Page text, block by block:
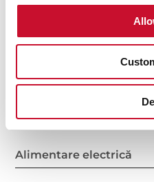
Măsuri de montare
Fișa produsului
Alimentare electrică